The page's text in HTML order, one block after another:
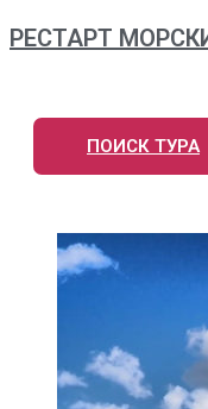
РЕСТАРТ
ПОИСК ТУРА